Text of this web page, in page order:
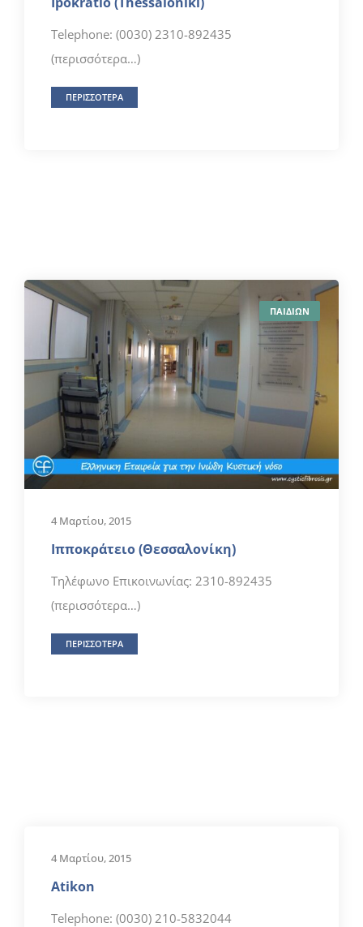
Telephone: (0030) 2310-892435
(περισσότερα…)
ΠΕΡΙΣΣΟΤΕΡΑ
ΠΑΙΔΙΩΝ
4 Μαρτίου, 2015
Ιπποκράτειο (Θεσσαλονίκη)
Τηλέφωνο Επικοινωνίας: 2310-892435
(περισσότερα…)
ΠΕΡΙΣΣΟΤΕΡΑ
4 Μαρτίου, 2015
Atikon
Telephone: (0030) 210-5832044